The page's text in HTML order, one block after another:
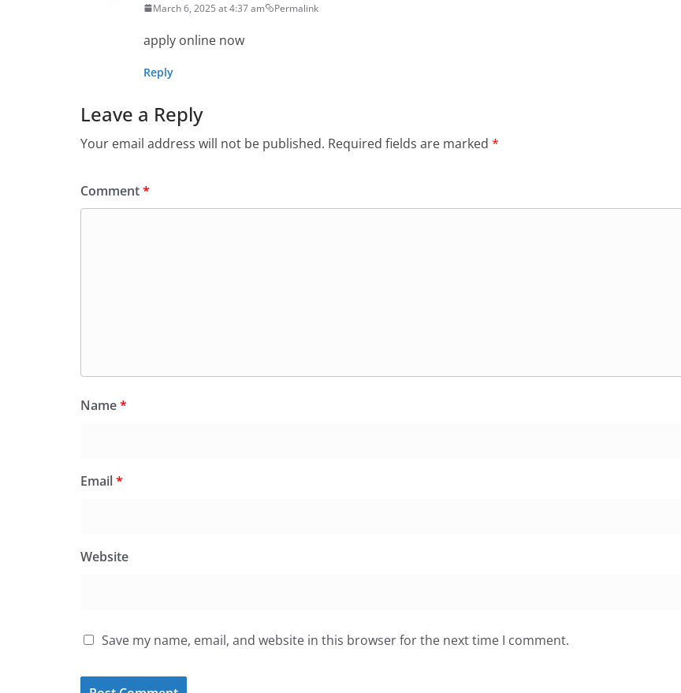
March 6, 2025 at 4:37 am Permalink
apply online now
Reply
Leave a Reply
Your email address will not be published. Required fields are marked *
Comment*
Name*
Email*
Website
Save my name, email, and website in this browser for the next time I comment.